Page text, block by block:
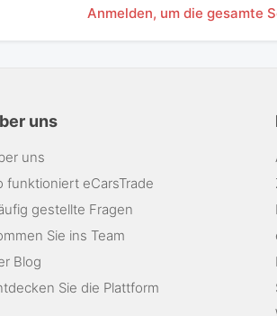
Anmelden, um die gesamte
uns
uns
funktioniert eCarsTrade
gestellte Fragen
Sie ins Team
Blog
Sie die Plattform